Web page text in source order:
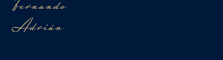
Fernando
Adrián